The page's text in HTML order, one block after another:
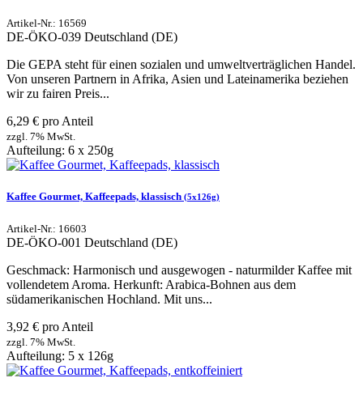
Artikel-Nr.: 16569
DE-ÖKO-039 Deutschland (DE)
Die GEPA steht für einen sozialen und umweltverträglichen Handel.
Von unseren Partnern in Afrika, Asien und Lateinamerika beziehen
wir zu fairen Preis...
6,29 € pro Anteil
zzgl. 7% MwSt.
Aufteilung: 6 x 250g
Kaffee Gourmet, Kaffeepads, klassisch (5x126g)
Artikel-Nr.: 16603
DE-ÖKO-001 Deutschland (DE)
Geschmack: Harmonisch und ausgewogen - naturmilder Kaffee mit
vollendetem Aroma. Herkunft: Arabica-Bohnen aus dem
südamerikanischen Hochland. Mit uns...
3,92 € pro Anteil
zzgl. 7% MwSt.
Aufteilung: 5 x 126g